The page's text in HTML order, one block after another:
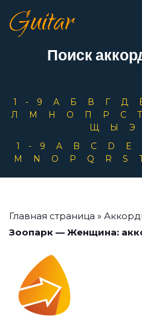
Guitar
Поиск
1-9 А Б В Г Д
Л
М Н О П Р С
Щ
Ы Э
1-9
A B C D E
M
N O P Q R S
Главная страница »
Зоопарк — Женщина: